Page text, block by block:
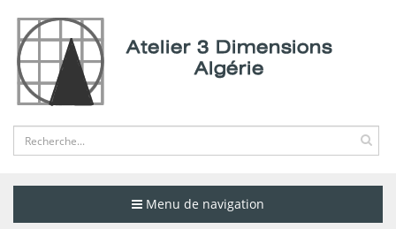
Menu de navigation